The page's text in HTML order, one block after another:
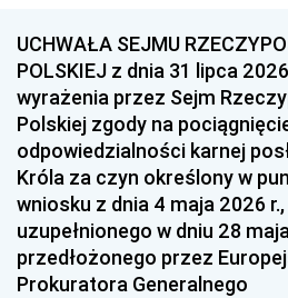
1996 1995
1993 1992
1990 1989
1987 1986
1984 1983
1981 1980
1978 1977
UCHWAŁA SEJMU
POLSKIEJ z dnia 31 lipca
wyrażenia przez Sejm
Polskiej zgody na
odpowiedzialności karnej
Króla za czyn określony w
wniosku z dnia 4 maja 2026 r.,
uzupełnionego w dniu 28
przedłożonego przez
Prokuratora Generalnego